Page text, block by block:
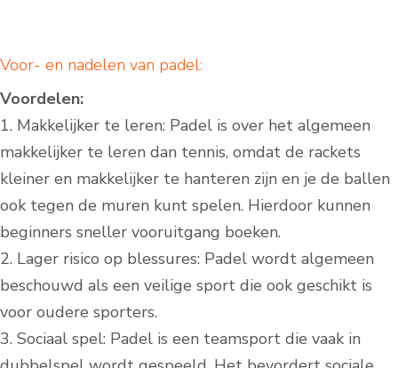
Voor- en nadelen van padel:
Voordelen:
1. Makkelijker te leren: Padel is over het algemeen
makkelijker te leren dan tennis, omdat de rackets
kleiner en makkelijker te hanteren zijn en je de ballen
ook tegen de muren kunt spelen. Hierdoor kunnen
beginners sneller vooruitgang boeken.
2. Lager risico op blessures: Padel wordt algemeen
beschouwd als een veilige sport die ook geschikt is
voor oudere sporters.
3. Sociaal spel: Padel is een teamsport die vaak in